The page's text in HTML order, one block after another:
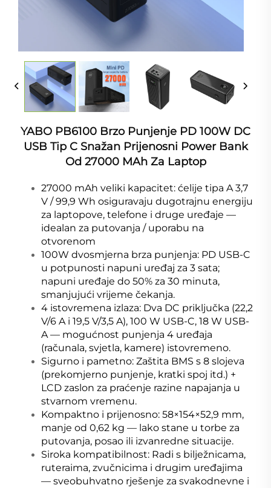
YABO PB6100 Brzo Punjenje PD 100W DC
USB Tip C Snažan Prijenosni Power Bank
Od 27000 MAh Za Laptop
27000 mAh veliki kapacitet: ćelije tipa A 3,7
V / 99,9 Wh osiguravaju dugotrajnu energiju
za laptopove, telefone i druge uređaje —
idealan za putovanja / uporabu na
otvorenom
100W dvosmjerna brza punjenja: PD USB-C
u potpunosti napuni uređaj za 3 sata;
napuni uređaje do 50% za 30 minuta,
smanjujući vrijeme čekanja.
4 istovremena izlaza: Dva DC priključka (22,2
V/6 A i 19,5 V/3,5 A), 100 W USB-C, 18 W USB-
A — mogućnost punjenja 4 uređaja
(računala, svjetla, kamere) istovremeno.
Sigurno i pametno: Zaštita BMS s 8 slojeva
(prekomjerno punjenje, kratki spoj itd.) +
LCD zaslon za praćenje razine napajanja u
stvarnom vremenu.
Kompaktno i prijenosno: 58×154×52,9 mm,
manje od 0,62 kg — lako stane u torbe za
putovanja, posao ili izvanredne situacije.
Siroka kompatibilnost: Radi s bilježnicama,
ruteraima, zvučnicima i drugim uređajima
— sveobuhvatno rješenje za svakodnevne i